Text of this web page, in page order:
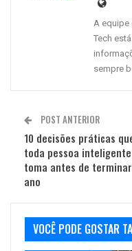
A equipe
Tech
sempre
POST ANTERIOR
10 decisões práticas
toda pessoa inteligente
toma antes de
ano
VOCÊ PODE GOSTAR